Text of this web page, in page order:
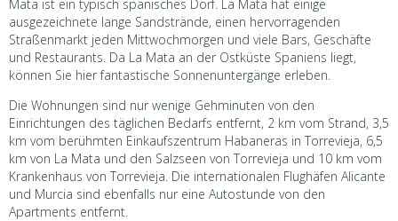
Mata ist ein typisch spanisches Dorf. La Mata hat einige
ausgezeichnete lange Sandstrände, einen hervorragenden
Straßenmarkt jeden Mittwochmorgen und viele Bars, Geschäfte
und Restaurants. Da La Mata an der Ostküste Spaniens liegt,
können Sie hier fantastische Sonnenuntergänge erleben.
Die Wohnungen sind nur wenige Gehminuten von den
Einrichtungen des täglichen Bedarfs entfernt, 2 km vom Strand, 3,5
km vom berühmten Einkaufszentrum Habaneras in Torrevieja, 6,5
km von La Mata und den Salzseen von Torrevieja und 10 km vom
Krankenhaus von Torrevieja. Die internationalen Flughäfen Alicante
und Murcia sind ebenfalls nur eine Autostunde von den
Apartments entfernt.